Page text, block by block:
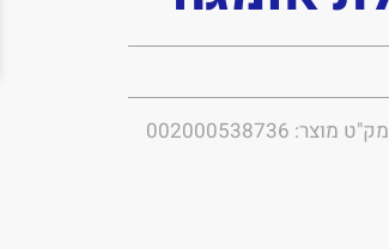
מק"ט מוצר: 002000538736